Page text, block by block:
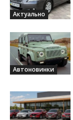
Актуально
Автоновинки